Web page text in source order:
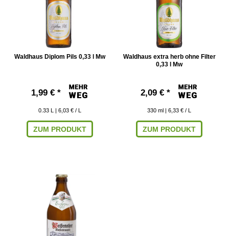
Waldhaus Diplom Pils 0,33 l Mw
1,99 € *
0.33 L | 6,03 € / L
ZUM PRODUKT
Waldhaus extra herb ohne Filter
0,33 l Mw
2,09 € *
330 ml | 6,33 € / L
ZUM PRODUKT